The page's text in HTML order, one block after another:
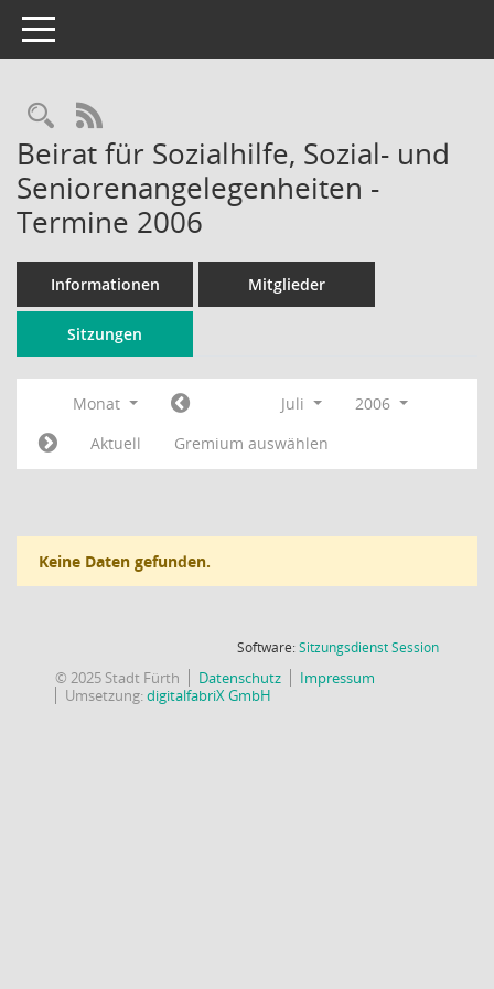
Toggle navigation
Rechercheauswahl
RSS-Feed
Beirat für Sozialhilfe, Sozial- und
Seniorenangelegenheiten -
Termine 2006
Informationen Mitglieder
Sitzungen
Monat Juli
2006
Aktuell
Gremium auswählen
Keine Daten gefunden.
Software:SitzungsdienstSession(Wird in
© 2025 Stadt Fürth Datenschutz
Impressum
Umsetzung:digitalfabriX GmbH